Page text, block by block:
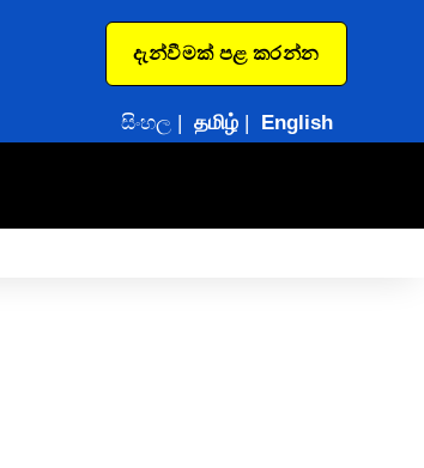
දැන්වීමක් පළ කරන්න
සිංහල| தமிழ்| English